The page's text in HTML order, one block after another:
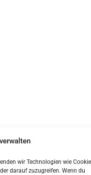
wir Technologien wie
darauf zuzugreifen. Wenn du